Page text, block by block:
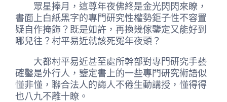
眾星捧月，這尊年夜佛終是金光閃閃來瞭，
書面上白紙黑字的專門研究性權勢鉅子性不容置
疑自作掩飾？既是如許，再換幾傢鑒定又能好到
哪兒往？村平易近就該死冤年夜頭？
大都村平易近甚至處所幹部對專門研究手藝
確鑿是外行人，鑒定書上的一些專門研究術語似
懂非懂，聯合法人的誨人不倦生動講授，懂得得
也八九不離十瞭。